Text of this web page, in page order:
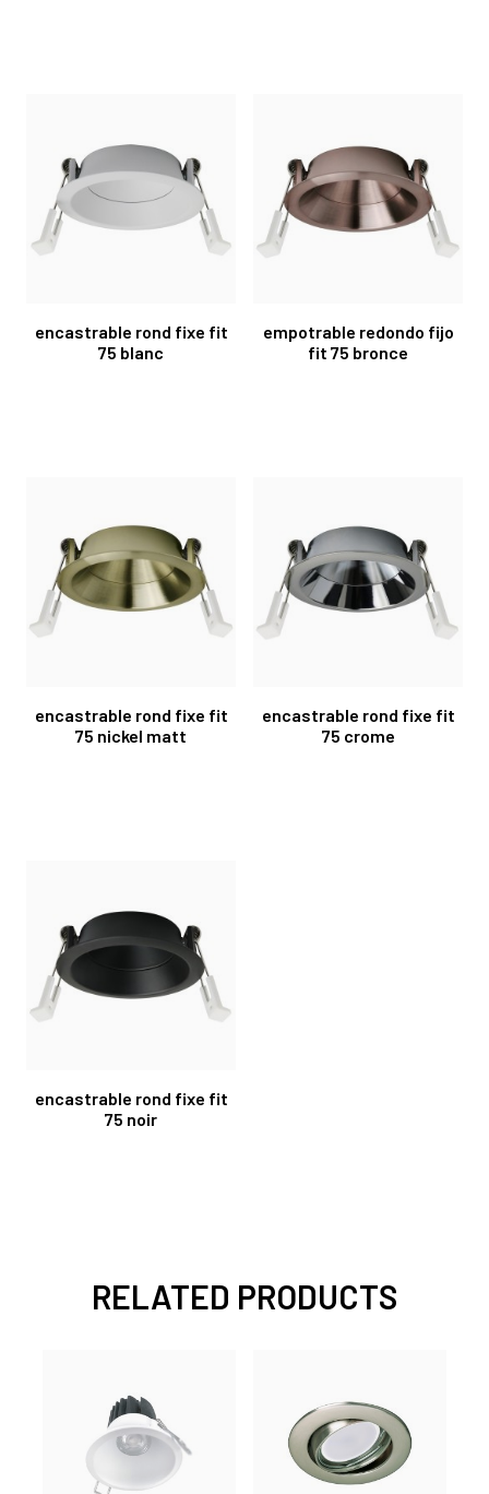
encastrable rond fixe fit
75 blanc
empotrable redondo fijo
fit 75 bronce
encastrable rond fixe fit
75 nickel matt
encastrable rond fixe fit
75 crome
encastrable rond fixe fit
75 noir
RELATED PRODUCTS